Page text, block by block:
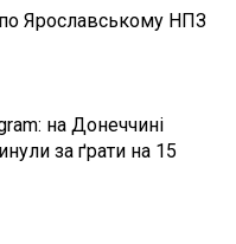
по Ярославському НПЗ
на Донеччині
за ґрати на 15